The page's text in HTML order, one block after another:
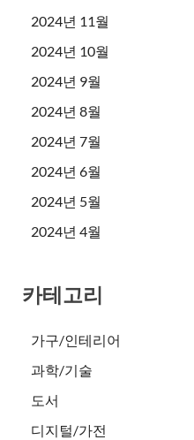
2024년 11월
2024년 10월
2024년 9월
2024년 8월
2024년 7월
2024년 6월
2024년 5월
2024년 4월
카테고리
가구/인테리어
과학/기술
도서
디지털/가전